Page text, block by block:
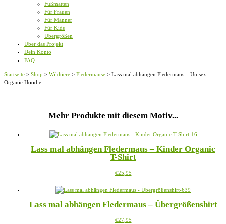
Fußmatten
Für Frauen
Für Männer
Für Kids
Übergrößen
Über das Projekt
Dein Konto
FAQ
Startseite > Shop > Wildtiere > Fledermäuse > Lass mal abhängen Fledermaus – Unisex
Organic Hoodie
Mehr Produkte mit diesem Motiv...
Lass mal abhängen Fledermaus – Kinder Organic
T-Shirt
€25,95Dieses
weist
Varianten
Die
Lass mal abhängen Fledermaus – Übergrößenshirt
€27,95Dieses